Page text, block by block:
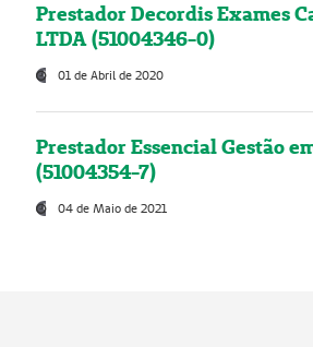
Prestador Decordis Exames
LTDA (51004346-0)
01 de Abril de 2020
Prestador Essencial Gestão
(51004354-7)
04 de Maio de 2021